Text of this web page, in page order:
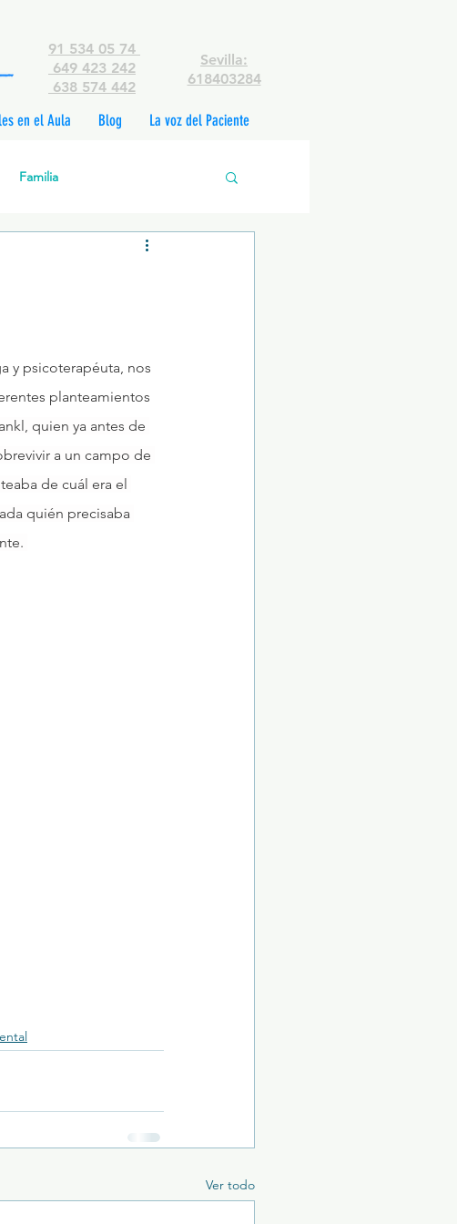
91 534 05 74
649 423 242
638 574 442
Sevilla:
618403284
en el Aula Blog La voz del Paciente
Familia
y psicoterapéuta, nos
planteamientos
quien ya antes de
a un campo de
de cuál era el
quién precisaba
Ver todo